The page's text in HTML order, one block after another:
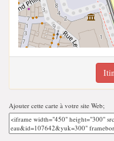
Ajouter cette carte à votre site Web;